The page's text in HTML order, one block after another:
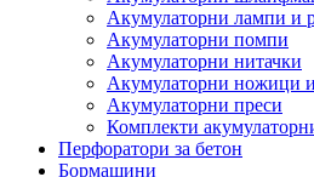
Акумулаторни лампи и
Акумулаторни помпи
Акумулаторни нитачки
Акумулаторни ножици
Акумулаторни преси
Комплекти
Перфоратори за бетон
Бормашини